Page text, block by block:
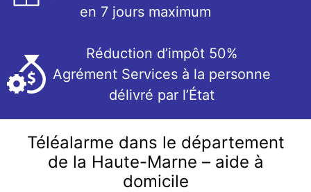
en 7 jours maximum
Réduction d’impôt 50%
Agrément Services à la personne
délivré par l’État
Téléalarme dans le département
de la Haute-Marne – aide à
domicile